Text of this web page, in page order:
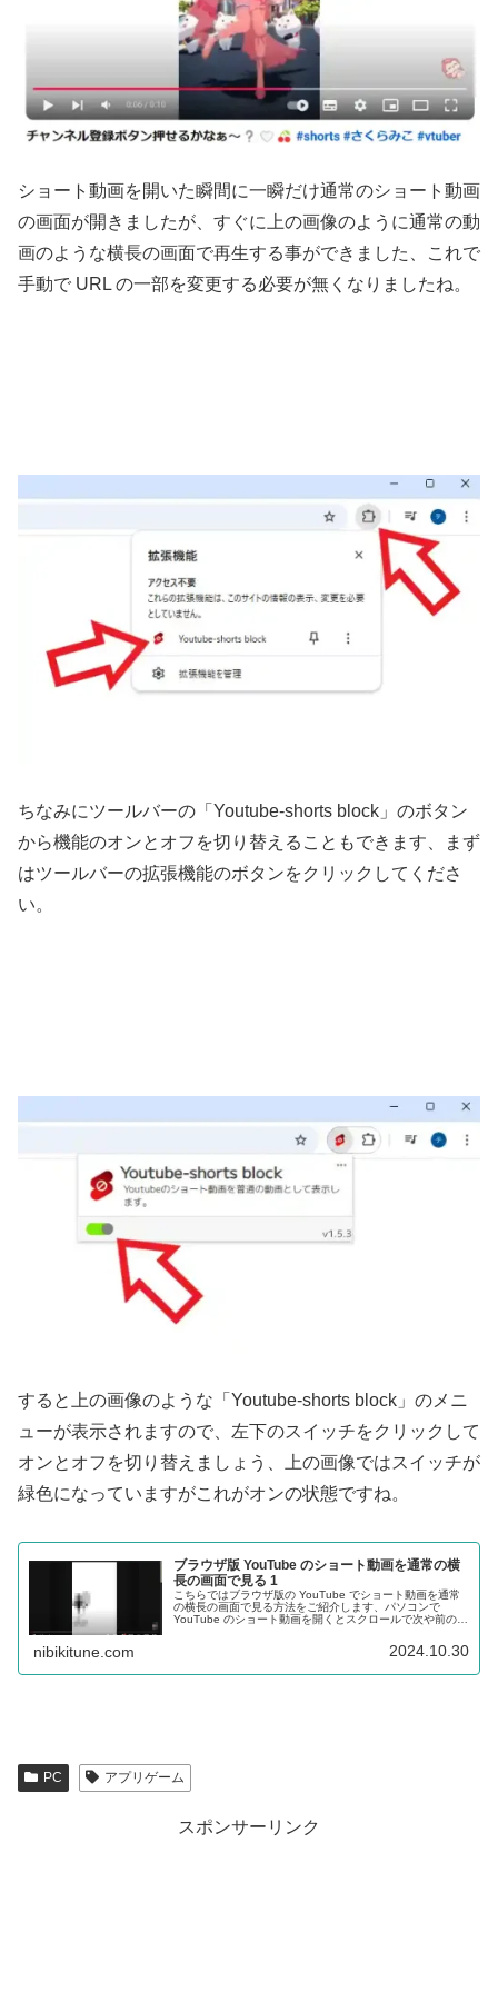
ショート動画を開いた瞬間に一瞬だけ通常のショート動画
の画面が開きましたが、すぐに上の画像のように通常の動
画のような横長の画面で再生する事ができました、これで
手動で URL の一部を変更する必要が無くなりましたね。
ちなみにツールバーの「Youtube-shorts block」のボタン
から機能のオンとオフを切り替えることもできます、まず
はツールバーの拡張機能のボタンをクリックしてくださ
い。
すると上の画像のような「Youtube-shorts block」のメニ
ューが表示されますので、左下のスイッチをクリックして
オンとオフを切り替えましょう、上の画像ではスイッチが
緑色になっていますがこれがオンの状態ですね。
ブラウザ版 YouTube のショート動画を通常の横
長の画面で見る 1
こちらではブラウザ版の YouTube でショート動画を通常
の横長の画面で見る方法をご紹介します、パソコンで
YouTube のショート動画を開くとスクロールで次や前の動
nibikitune.com 2024.10.30
PC アプリゲーム
スポンサーリンク